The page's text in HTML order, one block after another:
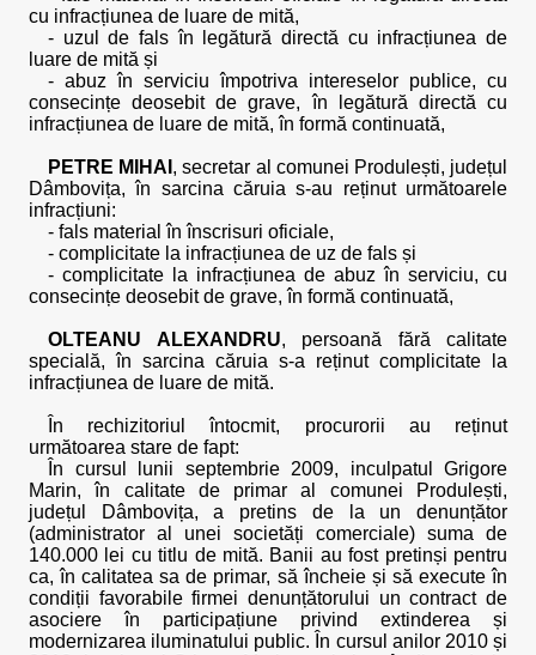
cu infracțiunea de luare de mită,
- uzul de fals în legătură directă cu infracțiunea de
luare de mită și
- abuz în serviciu împotriva intereselor publice, cu
consecințe deosebit de grave, în legătură directă cu
infracțiunea de luare de mită, în formă continuată,
PETRE MIHAI , secretar al comunei Produlești, județul
Dâmbovița, în sarcina căruia s-au reținut următoarele
infracțiuni:
- fals material în înscrisuri oficiale,
- complicitate la infracțiunea de uz de fals și
- complicitate la infracțiunea de abuz în serviciu, cu
consecințe deosebit de grave, în formă continuată,
OLTEANU ALEXANDRU, persoană fără calitate
specială, în sarcina căruia s-a reținut complicitate la
infracțiunea de luare de mită.
În rechizitoriul întocmit, procurorii au reținut
următoarea stare de fapt:
În cursul lunii septembrie 2009, inculpatul Grigore
Marin, în calitate de primar al comunei Produlești,
județul Dâmbovița, a pretins de la un denunțător
(administrator al unei societăți comerciale) suma de
140.000 lei cu titlu de mită. Banii au fost pretinși pentru
ca, în calitatea sa de primar, să încheie și să execute în
condiții favorabile firmei denunțătorului un contract de
asociere în participațiune privind extinderea și
modernizarea iluminatului public. În cursul anilor 2010 și